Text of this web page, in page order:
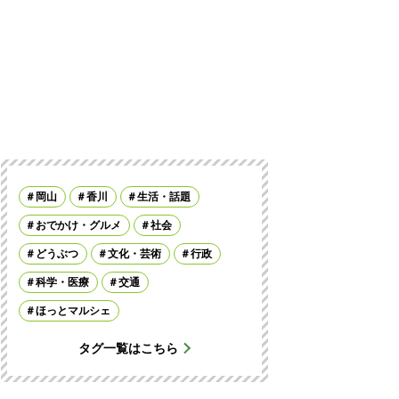
岡山 香川 生活・話題
おでかけ・グルメ 社会
どうぶつ 文化・芸術 行政
科学・医療 交通
ほっとマルシェ
タグ一覧はこちら